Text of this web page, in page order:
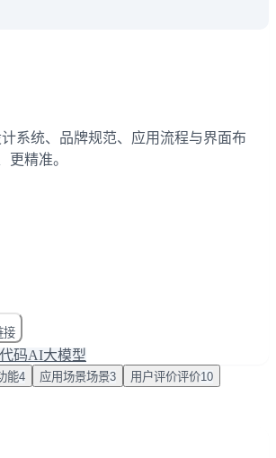
系统、品牌规范、应用流程与界面布
更精准。
接
码AI大模型
能4 应用场景场景3 用户评价评价10